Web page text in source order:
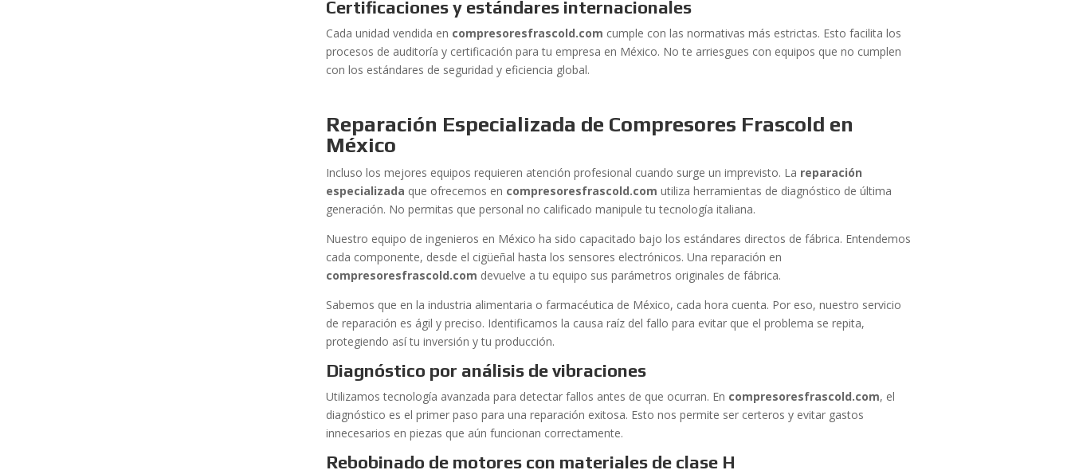
Certificaciones y estándares internacionales
Cada unidad vendida en compresoresfrascold.com cumple con las normativas más estrictas. Esto facilita los
procesos de auditoría y certificación para tu empresa en México. No te arriesgues con equipos que no cumplen
con los estándares de seguridad y eficiencia global.
Reparación Especializada de Compresores Frascold en
México
Incluso los mejores equipos requieren atención profesional cuando surge un imprevisto. La reparación
especializada que ofrecemos en compresoresfrascold.com utiliza herramientas de diagnóstico de última
generación. No permitas que personal no calificado manipule tu tecnología italiana.
Nuestro equipo de ingenieros en México ha sido capacitado bajo los estándares directos de fábrica. Entendemos
cada componente, desde el cigüeñal hasta los sensores electrónicos. Una reparación en
compresoresfrascold.com devuelve a tu equipo sus parámetros originales de fábrica.
Sabemos que en la industria alimentaria o farmacéutica de México, cada hora cuenta. Por eso, nuestro servicio
de reparación es ágil y preciso. Identificamos la causa raíz del fallo para evitar que el problema se repita,
protegiendo así tu inversión y tu producción.
Diagnóstico por análisis de vibraciones
Utilizamos tecnología avanzada para detectar fallos antes de que ocurran. En compresoresfrascold.com, el
diagnóstico es el primer paso para una reparación exitosa. Esto nos permite ser certeros y evitar gastos
innecesarios en piezas que aún funcionan correctamente.
Rebobinado de motores con materiales de clase H